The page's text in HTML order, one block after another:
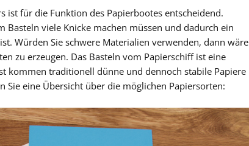
ist für die Funktion des Papierbootes entscheidend.
Basteln viele Knicke machen müssen und dadurch ein
Würden Sie schwere Materialien verwenden, dann wäre
zu erzeugen. Das Basteln vom Papierschiff ist eine
kommen traditionell dünne und dennoch stabile Papiere
Sie eine Übersicht über die möglichen Papiersorten: